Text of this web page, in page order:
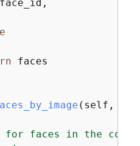
faces
( self,
for faces in the